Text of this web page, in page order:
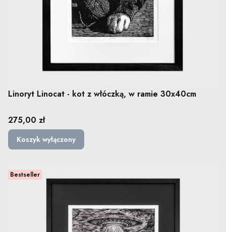
Linoryt Linocat - kot z włóczką, w ramie 30x40cm
Cena
275,00 zł
Koszyk wyłączony
Bestseller